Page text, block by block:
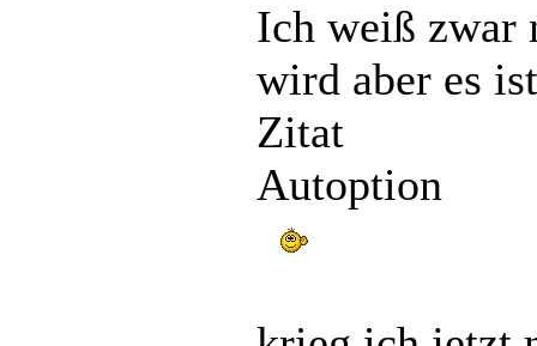
Ich weiß zwar
wird aber es
Zitat
Autoption